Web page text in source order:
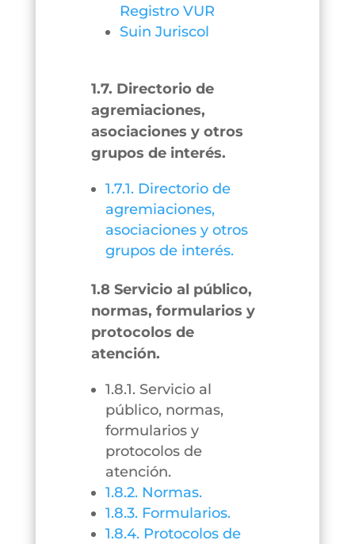
Registro VUR
Suin Juriscol
1.7. Directorio de
agremiaciones,
asociaciones y otros
grupos de interés.
1.7.1. Directorio de
agremiaciones,
asociaciones y otros
grupos de interés.
1.8 Servicio al público,
normas, formularios y
protocolos de
atención.
1.8.1. Servicio al
público, normas,
formularios y
protocolos de
atención.
1.8.2. Normas.
1.8.3. Formularios.
1.8.4. Protocolos de